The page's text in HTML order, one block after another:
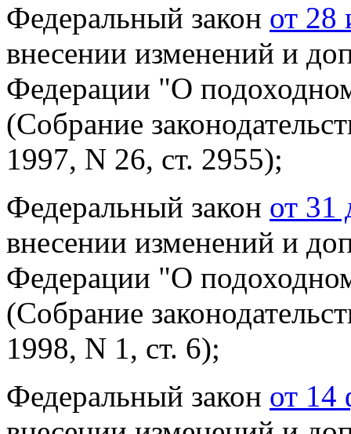
Федеральный закон от 28
внесении изменений и
Федерации "О
(Собрание
1997, N 26, ст. 2955);
Федеральный закон от 31
внесении изменений и
Федерации "О
(Собрание
1998, N 1, ст. 6);
Федеральный закон от 14